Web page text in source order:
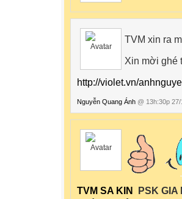
TVM xin ra
Xin mời ghé
http://violet.vn/
Nguyễn Quang Ánh @ 13h:30p 27/
TVM SA KIN
PSK GIA